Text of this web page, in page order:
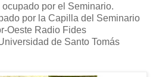
por el Seminario.
por la Capilla del Seminario
Oeste Radio Fides
de Santo Tomás